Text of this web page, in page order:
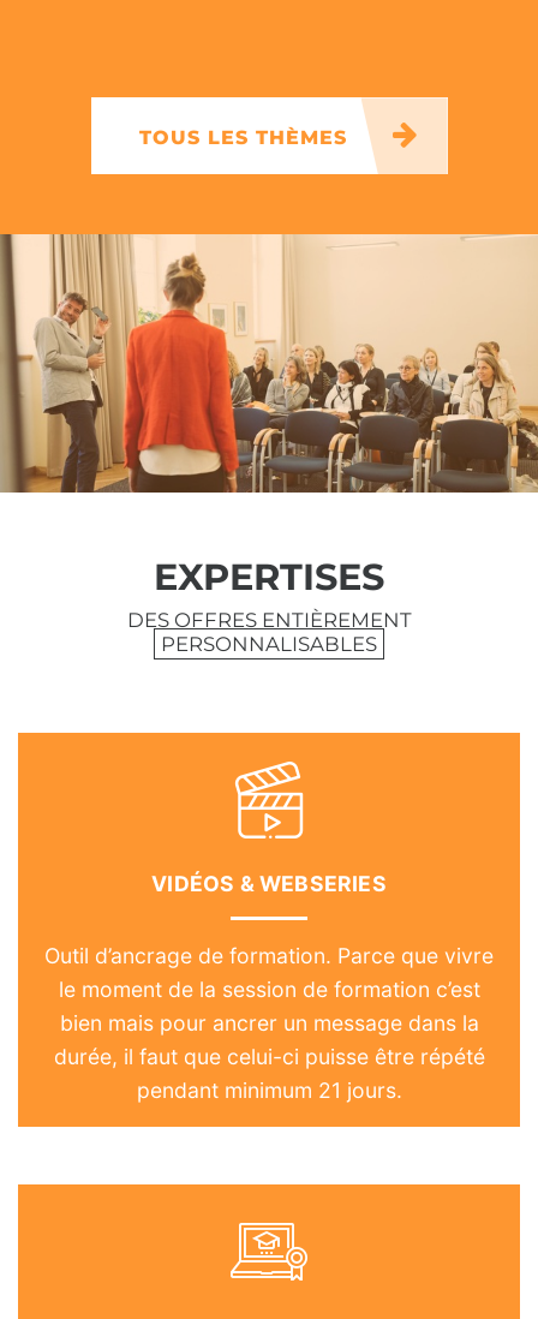
TOUS LES THÈMES
EXPERTISES
DES OFFRES ENTIÈREMENT
PERSONNALISABLES
VIDÉOS & WEBSERIES
Outil d’ancrage de formation. Parce que vivre
le moment de la session de formation c’est
bien mais pour ancrer un message dans la
durée, il faut que celui-ci puisse être répété
pendant minimum 21 jours.